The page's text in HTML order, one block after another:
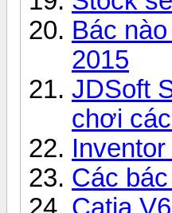
Bác
2015
JDSoft
chơi
Các
Catia